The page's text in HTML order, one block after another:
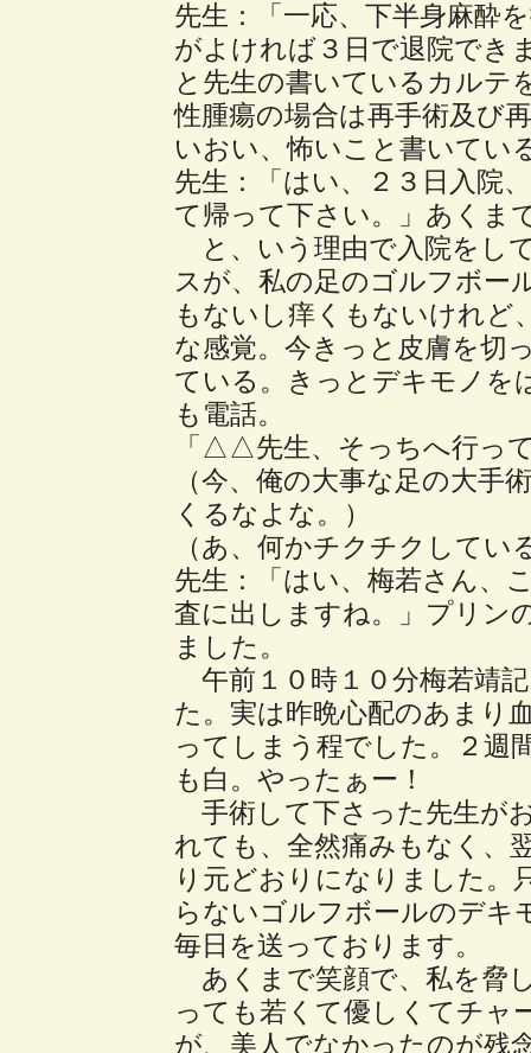
先生：「一応、下半身麻酔
がよければ３日で退院でき
と先生の書いているカルテ
性腫瘍の場合は再手術及び
いおい、怖いこと書いてい
先生：「はい、２３日入院
て帰って下さい。」あくま
と、いう理由で入院をし
スが、私の足のゴルフボー
もないし痒くもないけれど
な感覚。今きっと皮膚を切
ている。きっとデキモノを
も電話。
「△△先生、そっちへ行っ
（今、俺の大事な足の大手
くるなよな。）
（あ、何かチクチクして
先生：「はい、梅若さん、
査に出しますね。」プリン
ました。
午前１０時１０分梅若靖
た。実は昨晩心配のあまり
ってしまう程でした。２週
も白。やったぁー！
手術して下さった先生が
れても、全然痛みもなく、
り元どおりになりました。
らないゴルフボールのデキ
毎日を送っております。
あくまで笑顔で、私を脅
っても若くて優しくてチャ
が、美人でなかったのが残